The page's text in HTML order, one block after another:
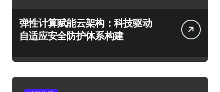
弹性计算赋能云架构：科技驱动
自适应安全防护体系构建